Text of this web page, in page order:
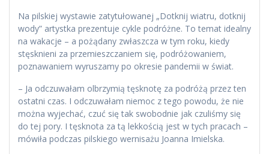
Na pilskiej wystawie zatytułowanej „Dotknij wiatru, dotknij
wody” artystka prezentuje cykle podróżne. To temat idealny
na wakacje – a pożądany zwłaszcza w tym roku, kiedy
stęsknieni za przemieszczaniem się, podróżowaniem,
poznawaniem wyruszamy po okresie pandemii w świat.
– Ja odczuwałam olbrzymią tęsknotę za podróżą przez ten
ostatni czas. I odczuwałam niemoc z tego powodu, że nie
można wyjechać, czuć się tak swobodnie jak czuliśmy się
do tej pory. I tęsknota za tą lekkością jest w tych pracach –
mówiła podczas pilskiego wernisażu Joanna Imielska.